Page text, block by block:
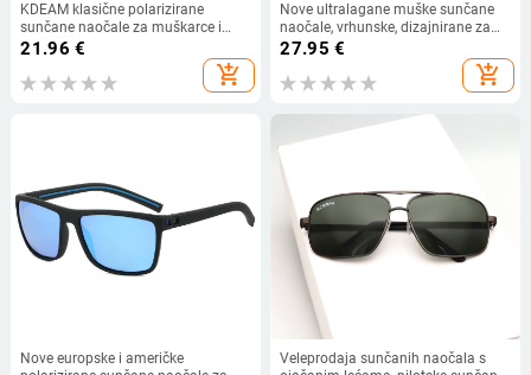
KDEAM klasične polarizirane
sunčane naočale za muškarce i
žene, ultralagane naočale za
obojenim premazom u europskom i
21.96 €
add_shopping_cart
Nove ultralagane muške sunčane
naočale, vrhunske, dizajnirane za
vožnju, noćni vid, polarizirane, UV
27.95 €
add_shopping_cart
Nove europske i američke
Veleprodaja sunčanih naočala s